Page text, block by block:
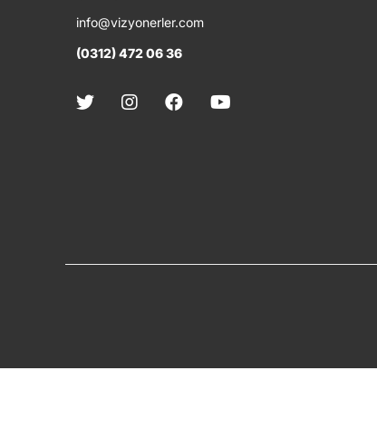
info@vizyonerler.com
(0312) 472 06 36